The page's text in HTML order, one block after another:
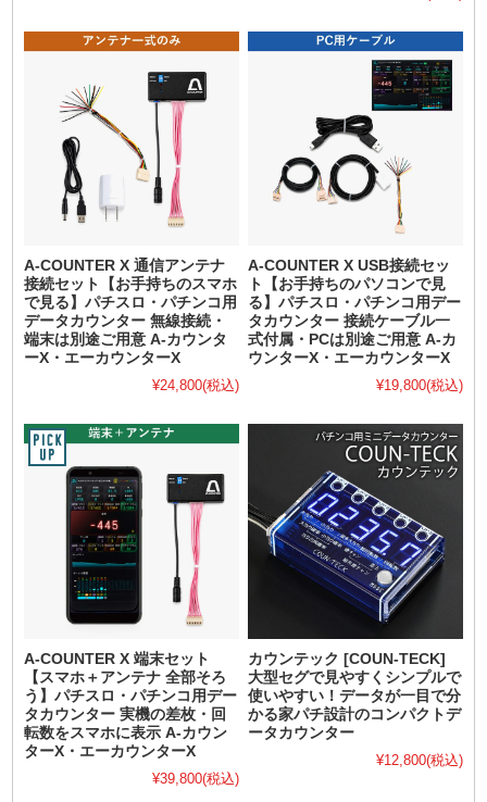
A-COUNTER X 通信アンテナ
接続セット【お手持ちのスマホ
で見る】パチスロ・パチンコ用
データカウンター 無線接続・
端末は別途ご用意 A-カウンタ
ーX・エーカウンターX
¥24,800(税込)
A-COUNTER X USB接続セッ
ト【お手持ちのパソコンで見
る】パチスロ・パチンコ用デー
タカウンター 接続ケーブル一
式付属・PCは別途ご用意 A-カ
ウンターX・エーカウンターX
¥19,800(税込)
A-COUNTER X 端末セット
【スマホ＋アンテナ 全部そろ
う】パチスロ・パチンコ用デー
タカウンター 実機の差枚・回
転数をスマホに表示 A-カウン
ターX・エーカウンターX
¥39,800(税込)
カウンテック [COUN-TECK]
大型セグで見やすくシンプルで
使いやすい！データが一目で分
かる家パチ設計のコンパクトデ
ータカウンター
¥12,800(税込)